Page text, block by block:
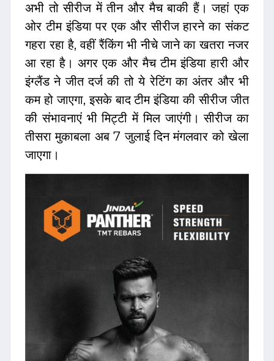
अभी तो सीरीज में तीन और मैच बाकी हैं। जहां एक
ओर टीम इंडिया पर एक और सीरीज हारने का संकट
गहरा रहा है, वहीं रैंकिंग भी नीचे जाने का खतरा नजर
आ रहा है। अगर एक और मैच टीम इंडिया हारी और
इंग्लैंड ने जीत दर्ज की तो ये रेटिंग का अंतर और भी
कम हो जाएगा, इसके बाद टीम इंडिया की सीरीज जीत
की संभावनाएं भी मिट्टी में मिल जाएंगी। सीरीज का
तीसरा मुकाबला अब 7 जुलाई दिन मंगलवार को खेला
जाएगा।